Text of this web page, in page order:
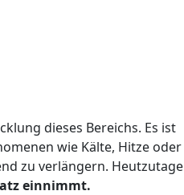
dieses Bereichs. Es ist
wie Kälte, Hitze oder
zu verlängern. Heutzutage
einnimmt.